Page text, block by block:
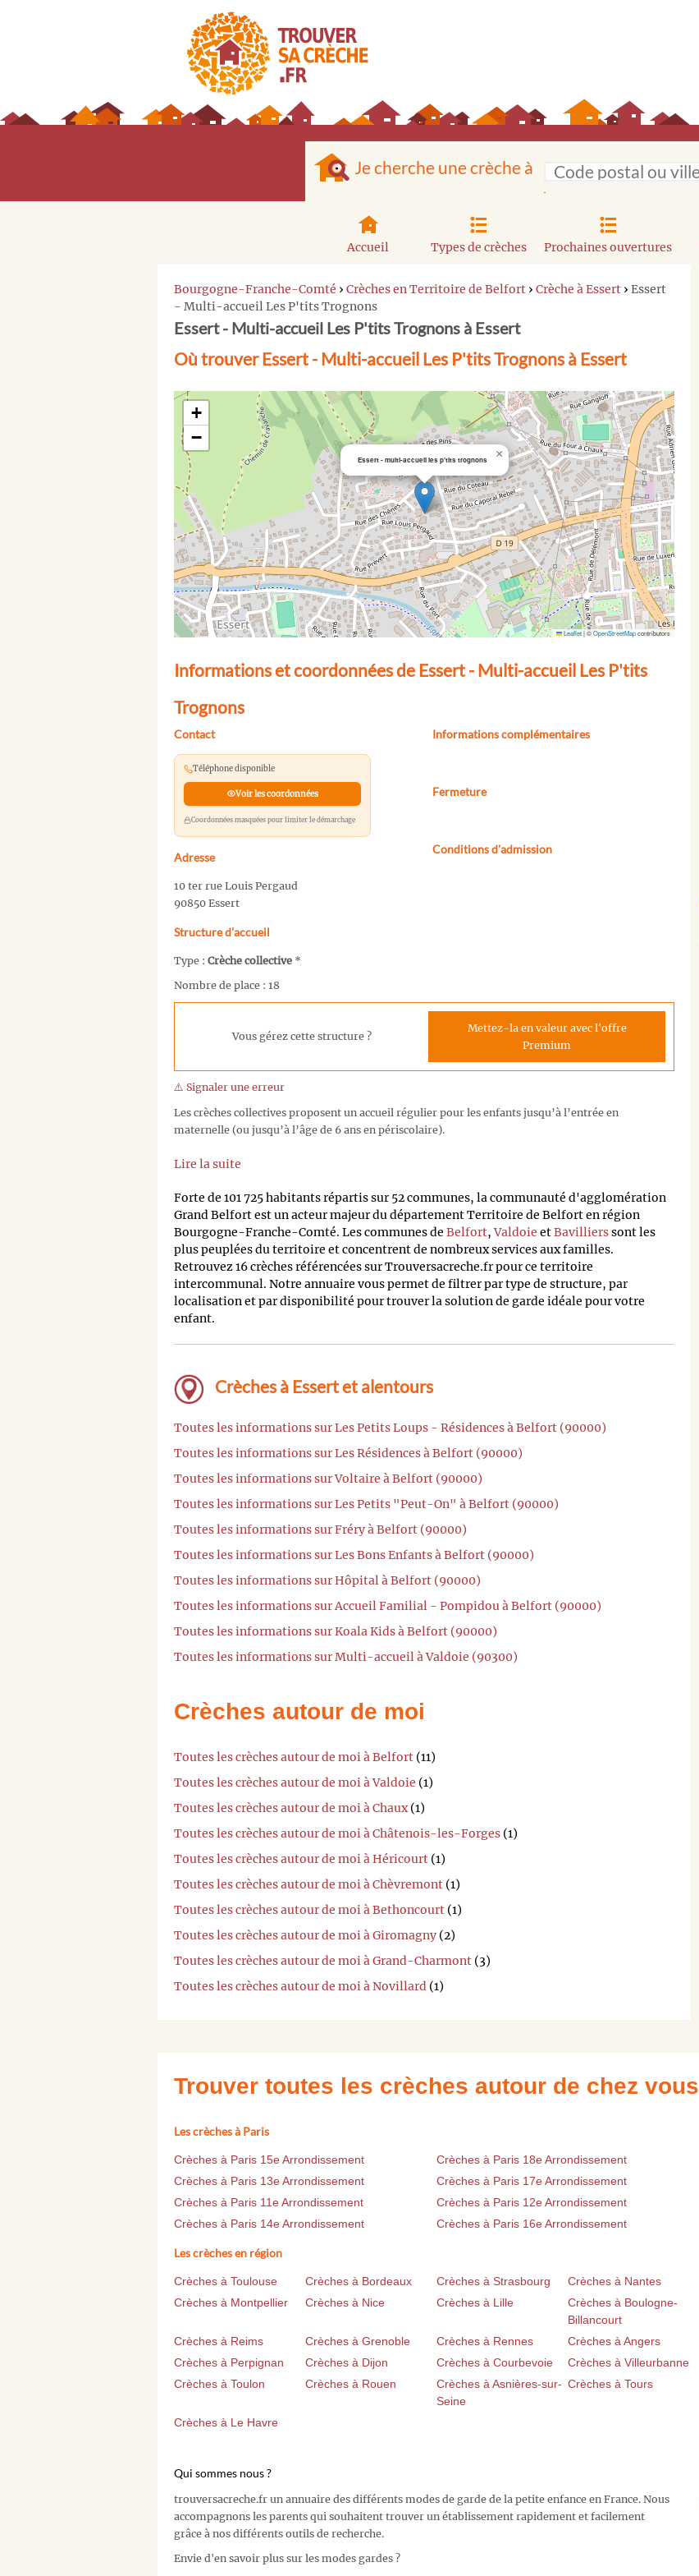
Je cherche une crèche à
Accueil Types de crèches Prochaines ouvertures
Bourgogne-Franche-Comté › Crèches en Territoire de Belfort › Crèche à Essert › Essert
- Multi-accueil Les P'tits Trognons
Essert - Multi-accueil Les P'tits Trognons à Essert
Où trouver Essert - Multi-accueil Les P'tits Trognons à Essert
Essert - multi-accueil les p'tits trognons ×
+
−
Leaflet|©OpenStreetMapcontributors
Informations et coordonnées de Essert - Multi-accueil Les P'tits
Trognons
Contact
Téléphone disponible
Voir les coordonnées
Coordonnées masquées pour limiter le démarchage
Adresse
10 ter rue Louis Pergaud
90850 Essert
Structure d’accueil
Type : Crèche collective *
Nombre de place : 18
Informations complémentaires
Fermeture
Conditions d'admission
Vous gérez cette structure ?
Mettez-la en valeur avec l'offre
Premium
⚠️ Signaler une erreur
Les crèches collectives proposent un accueil régulier pour les enfants jusqu’à l’entrée en
maternelle (ou jusqu’à l’âge de 6 ans en périscolaire).
Lire la suite
Forte de 101 725 habitants répartis sur 52 communes, la communauté d'agglomération
Grand Belfort est un acteur majeur du département Territoire de Belfort en région
Bourgogne-Franche-Comté. Les communes de Belfort,Valdoie etBavillierssont les
plus peuplées du territoire et concentrent de nombreux services aux familles.
Retrouvez 16 crèches référencées sur Trouversacreche.fr pour ce territoire
intercommunal. Notre annuaire vous permet de filtrer par type de structure, par
localisation et par disponibilité pour trouver la solution de garde idéale pour votre
enfant.
Crèches à Essert et alentours
Toutes les informations sur Les Petits Loups - Résidences à Belfort (90000)
Toutes les informations sur Les Résidences à Belfort (90000)
Toutes les informations sur Voltaire à Belfort (90000)
Toutes les informations sur Les Petits "Peut-On" à Belfort (90000)
Toutes les informations sur Fréry à Belfort (90000)
Toutes les informations sur Les Bons Enfants à Belfort (90000)
Toutes les informations sur Hôpital à Belfort (90000)
Toutes les informations sur Accueil Familial - Pompidou à Belfort (90000)
Toutes les informations sur Koala Kids à Belfort (90000)
Toutes les informations sur Multi-accueil à Valdoie (90300)
Crèches autour de moi
Toutes les crèches autour de moi à Belfort (11)
Toutes les crèches autour de moi à Valdoie (1)
Toutes les crèches autour de moi à Chaux(1)
Toutes les crèches autour de moi à Châtenois-les-Forges (1)
Toutes les crèches autour de moi à Héricourt (1)
Toutes les crèches autour de moi à Chèvremont (1)
Toutes les crèches autour de moi à Bethoncourt (1)
Toutes les crèches autour de moi à Giromagny (2)
Toutes les crèches autour de moi à Grand-Charmont (3)
Toutes les crèches autour de moi à Novillard (1)
Trouver toutes les crèches autour de chez vous
Les crèches à Paris
Crèches à Paris 15e Arrondissement
Crèches à Paris 18e Arrondissement
Crèches à Paris 13e Arrondissement
Crèches à Paris 17e Arrondissement
Crèches à Paris 11e Arrondissement
Crèches à Paris 12e Arrondissement
Crèches à Paris 14e Arrondissement
Crèches à Paris 16e Arrondissement
Les crèches en région
Crèches à Toulouse Crèches à Bordeaux Crèches à Strasbourg
Crèches à Nantes
Crèches à Montpellier
Crèches à Nice Crèches à Lille
Crèches à Boulogne-
Billancourt
Crèches à Reims
Crèches à Grenoble Crèches à Rennes
Crèches à Angers
Crèches à Perpignan
Crèches à Dijon Crèches à Courbevoie
Crèches à Villeurbanne
Crèches à Toulon
Crèches à Rouen
Crèches à Asnières-sur-
Seine
Crèches à Tours
Crèches à Le Havre
Qui sommes nous ?
trouversacreche.fr un annuaire des différents modes de garde de la petite enfance en France. Nous
accompagnons les parents qui souhaitent trouver un établissement rapidement et facilement
grâce à nos différents outils de recherche.
Envie d'en savoir plus sur les modes gardes ?